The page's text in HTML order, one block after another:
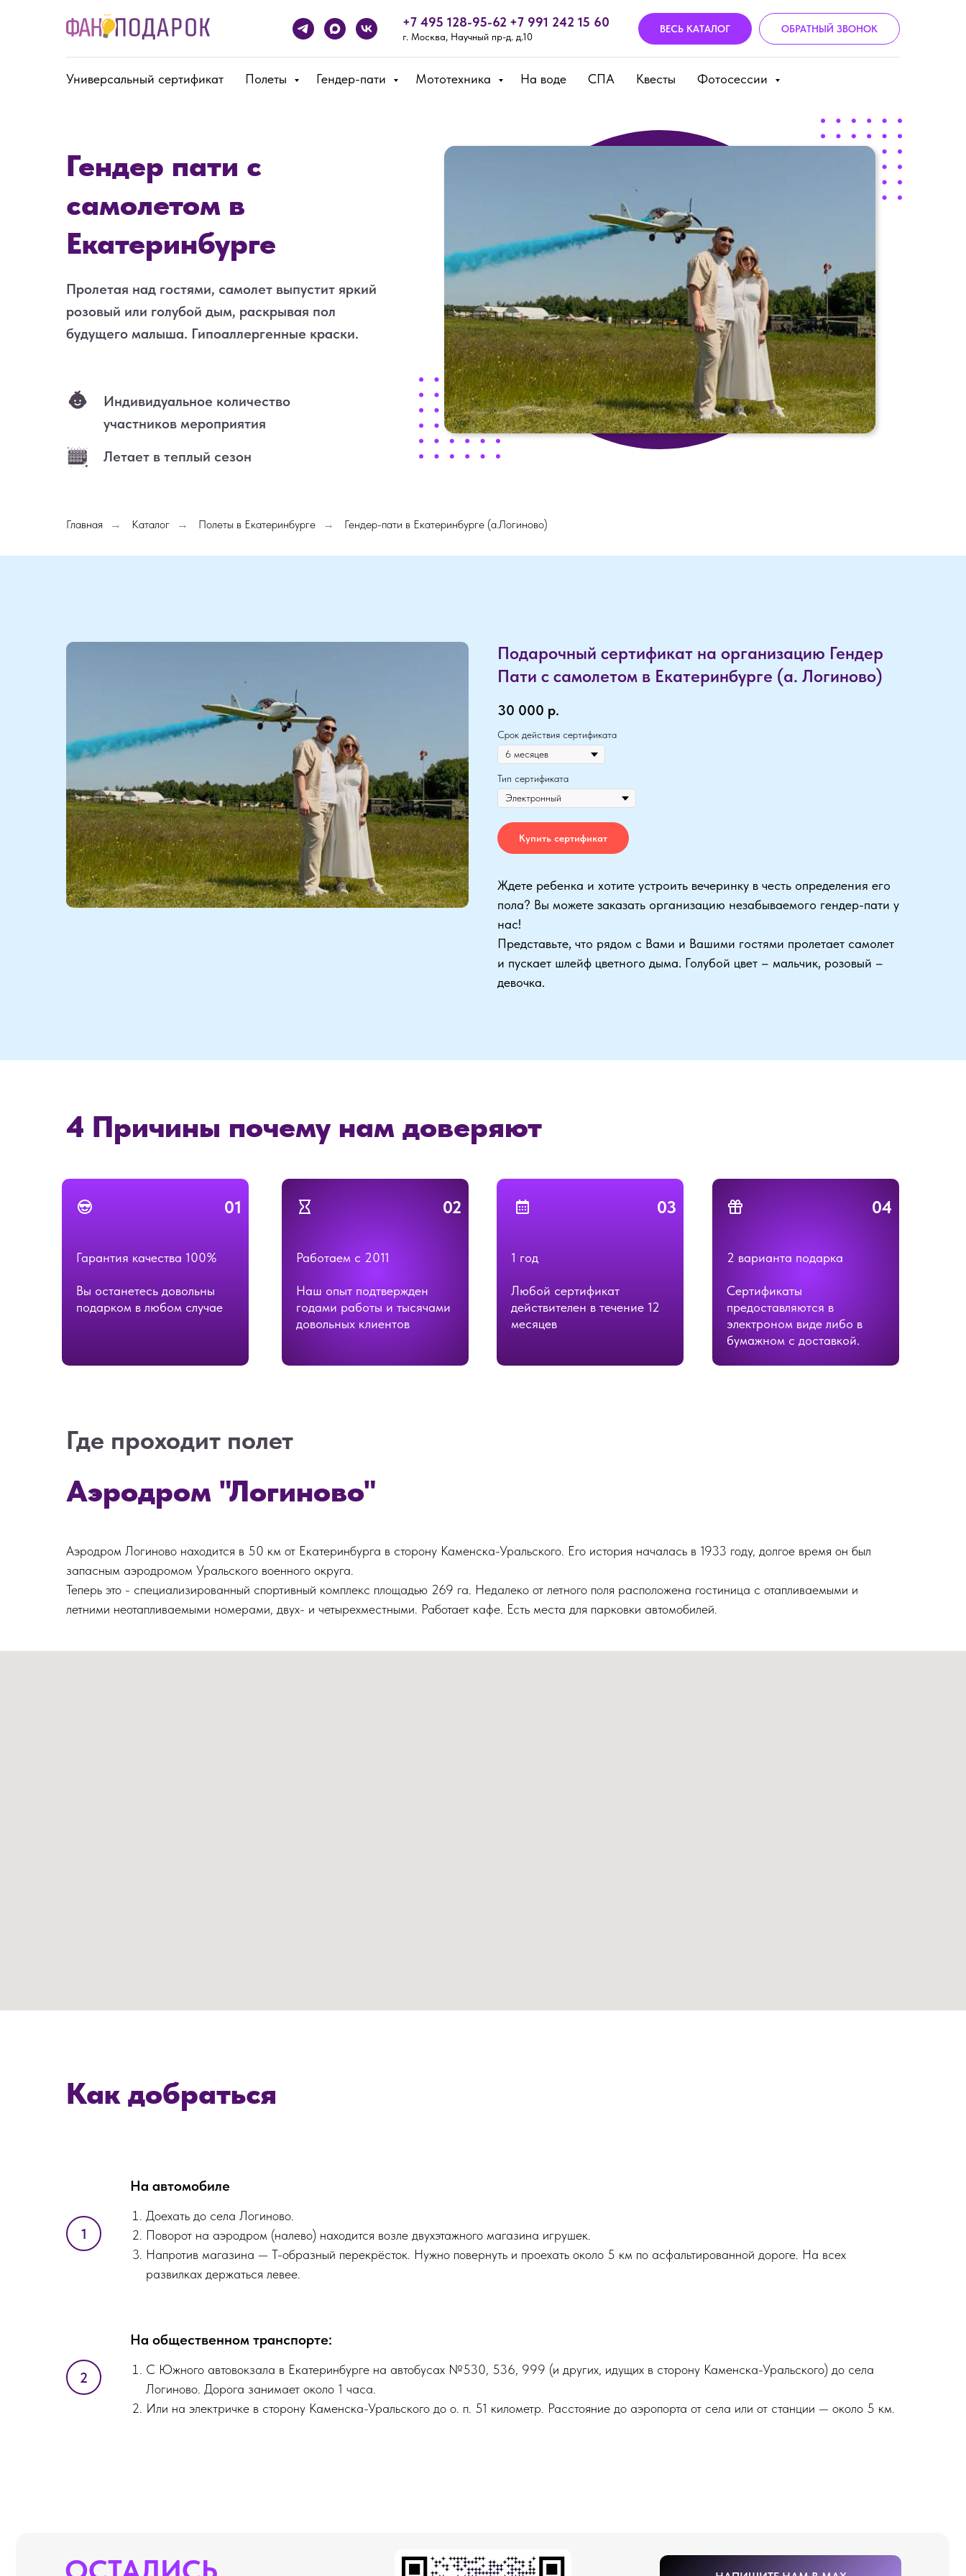
+7 495 128-95-62 +7 991 242 15 60
г. Москва, Научный пр-д. д.10
ВЕСЬ КАТАЛОГ ОБРАТНЫЙ ЗВОНОК
Универсальный сертификат Полеты Гендер-пати Мототехника На воде СПА Квесты Фотосессии
Гендер пати с
самолетом в
Екатеринбурге
Пролетая над гостями, самолет выпустит яркий
розовый или голубой дым, раскрывая пол
будущего малыша. Гипоаллергенные краски.
Летает в теплый сезон
Индивидуальное количество
участников мероприятия
Главная → Каталог → Полеты в Екатеринбурге → Гендер-пати в Екатеринбурге (а.Логиново)
Подарочный сертификат на организацию Гендер
Пати с самолетом в Екатеринбурге (а. Логиново)
30 000 р.
Срок действия сертификата
Тип сертификата
Купить сертификат
Ждете ребенка и хотите устроить вечеринку в честь определения его
пола? Вы можете заказать организацию незабываемого гендер-пати у
нас!
Представьте, что рядом с Вами и Вашими гостями пролетает самолет
и пускает шлейф цветного дыма. Голубой цвет – мальчик, розовый –
девочка.
4 Причины почему нам доверяют
01
Вы останетесь довольны
подарком в любом случае
04
Гарантия качества 100% 2 варианта подарка
Сертификаты
предоставляются в
электроном виде либо в
бумажном с доставкой.
02
Работаем с 2011
Наш опыт подтвержден
годами работы и тысячами
довольных клиентов
03
1 год
Любой сертификат
действителен в течение 12
месяцев
Где проходит полет
Аэродром "Логиново"
Аэродром Логиново находится в 50 км от Екатеринбурга в сторону Каменска-Уральского. Его история началась в 1933 году, долгое время он был
запасным аэродромом Уральского военного округа.
Теперь это - специализированный спортивный комплекс площадью 269 га. Недалеко от летного поля расположена гостиница с отапливаемыми и
летними неотапливаемыми номерами, двух- и четырехместными. Работает кафе. Есть места для парковки автомобилей.
Как добраться
На автомобиле
Доехать до села Логиново.
Поворот на аэродром (налево) находится возле двухэтажного магазина игрушек.
Напротив магазина — Т-образный перекрёсток. Нужно повернуть и проехать около 5 км по асфальтированной дороге. На всех
развилках держаться левее.
На общественном транспорте:
С Южного автовокзала в Екатеринбурге на автобусах №530, 536, 999 (и других, идущих в сторону Каменска-Уральского) до села
Логиново. Дорога занимает около 1 часа.
Или на электричке в сторону Каменска-Уральского до о. п. 51 километр. Расстояние до аэропорта от села или от станции — около 5 км.
ВОПРОСЫ?
Если вы хотите узнать подробнее о
проведении мероприятия, не стесняйтесь
- пишите или звоните, мы будем рады вам
НАПИШИТЕ НАМ ВКОНТАКТЕ